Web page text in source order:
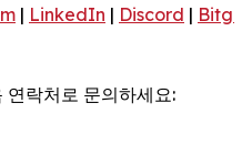
| LinkedIn | Discord | Bitget
연락처로 문의하세요: